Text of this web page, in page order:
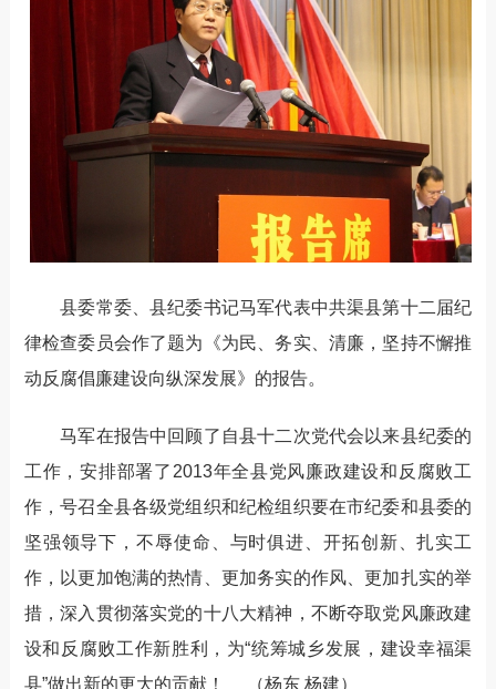
县委常委、县纪委书记马军代表中共渠县第十二届纪
律检查委员会作了题为《为民、务实、清廉，坚持不懈推
动反腐倡廉建设向纵深发展》的报告。
马军在报告中回顾了自县十二次党代会以来县纪委的
工作，安排部署了2013年全县党风廉政建设和反腐败工
作，号召全县各级党组织和纪检组织要在市纪委和县委的
坚强领导下，不辱使命、与时俱进、开拓创新、扎实工
作，以更加饱满的热情、更加务实的作风、更加扎实的举
措，深入贯彻落实党的十八大精神，不断夺取党风廉政建
设和反腐败工作新胜利，为“统筹城乡发展，建设幸福渠
县”做出新的更大的贡献！ （杨东 杨建）